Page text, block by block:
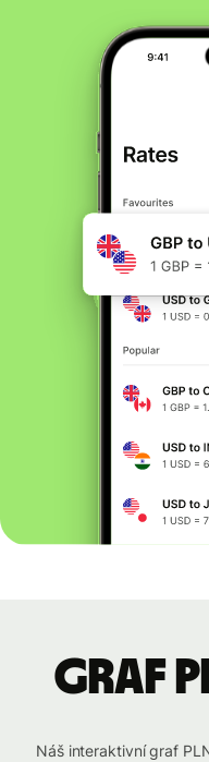
graf
Náš interaktivní graf